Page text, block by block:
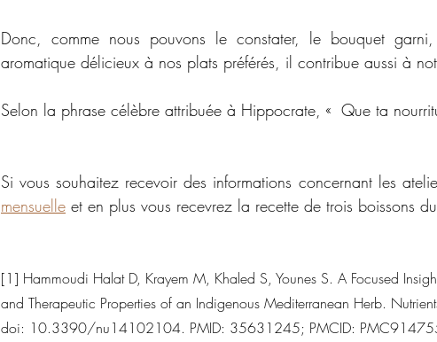
Donc, comme nous pouvons le constater, le bouquet
aromatique délicieux à nos plats préférés, il contribue aussi à
Selon la phrase célèbre attribuée à Hippocrate, «  Que ta
Si vous souhaitez recevoir des informations concernant les
mensuelle et en plus vous recevrez la recette de trois boissons
[1] Hammoudi Halat D, Krayem M, Khaled S, Younes S. A Focused
and Therapeutic Properties of an Indigenous Mediterranean Herb.
doi: 10.3390/nu14102104. PMID: 35631245; PMCID: